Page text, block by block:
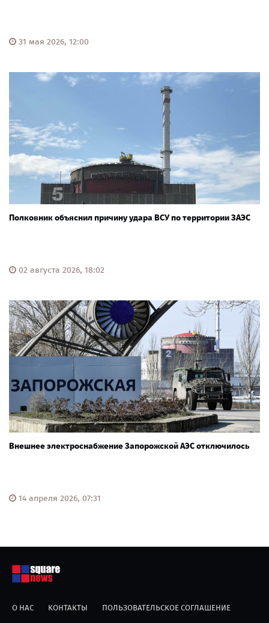
31 мая 2026, 12:00
Полковник объяснил причину удара ВСУ по территории ЗАЭС
02 августа 2026, 18:02
Внешнее электроснабжение Запорожской АЭС отключилось
14 апреля 2026, 07:31
О НАС КОНТАКТЫ ПОЛЬЗОВАТЕЛЬСКОЕ СОГЛАШЕНИЕ